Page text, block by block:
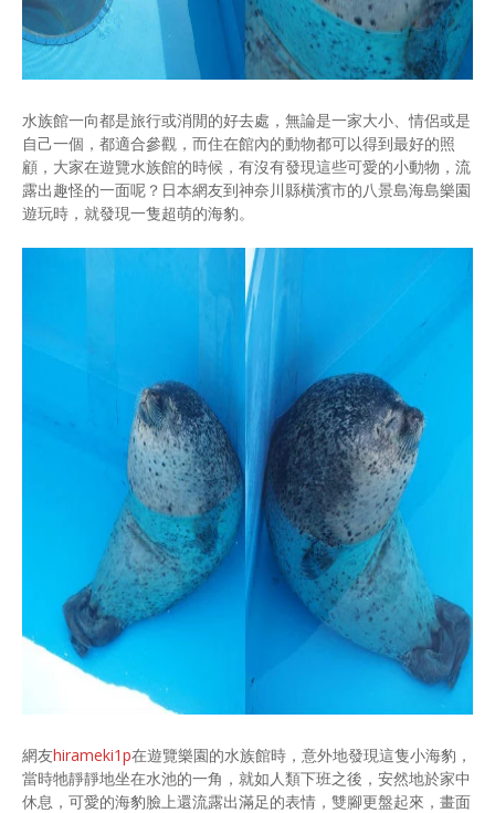
水族館一向都是旅行或消閒的好去處，無論是一家大小、情侶或是
自己一個，都適合參觀，而住在館內的動物都可以得到最好的照
顧，大家在遊覽水族館的時候，有沒有發現這些可愛的小動物，流
露出趣怪的一面呢？日本網友到神奈川縣橫濱市的八景島海島樂園
遊玩時，就發現一隻超萌的海豹。
網友hirameki1p在遊覽樂園的水族館時，意外地發現這隻小海豹，
當時牠靜靜地坐在水池的一角，就如人類下班之後，安然地於家中
休息，可愛的海豹臉上還流露出滿足的表情，雙腳更盤起來，畫面